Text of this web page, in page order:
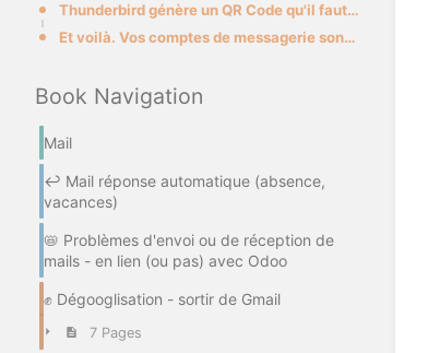
Thunderbird génère un QR Code qu'il faut scanner via l'application mobile Thunderbird.
Et voilà. Vos comptes de messagerie sont maintenant importés et vos mails disponibles sur votre télé
Book Navigation
Mail
↩️ Mail réponse automatique (absence,
vacances)
📛 Problèmes d'envoi ou de réception de
mails - en lien (ou pas) avec Odoo
✊ Dégooglisation - sortir de Gmail
7 Pages